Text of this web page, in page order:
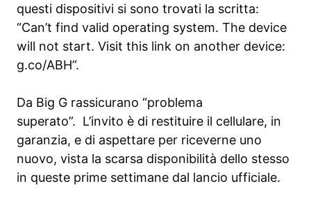
questi dispositivi si sono trovati la scritta:
“Can’t find valid operating system. The device
will not start. Visit this link on another device:
g.co/ABH”.
Da Big G rassicurano “problema
superato”. L’invito è di restituire il cellulare, in
garanzia, e di aspettare per riceverne uno
nuovo, vista la scarsa disponibilità dello stesso
in queste prime settimane dal lancio ufficiale.